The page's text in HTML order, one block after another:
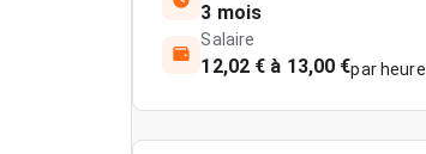
3 mois
Salaire
12,02 € à 13,00 €par heure